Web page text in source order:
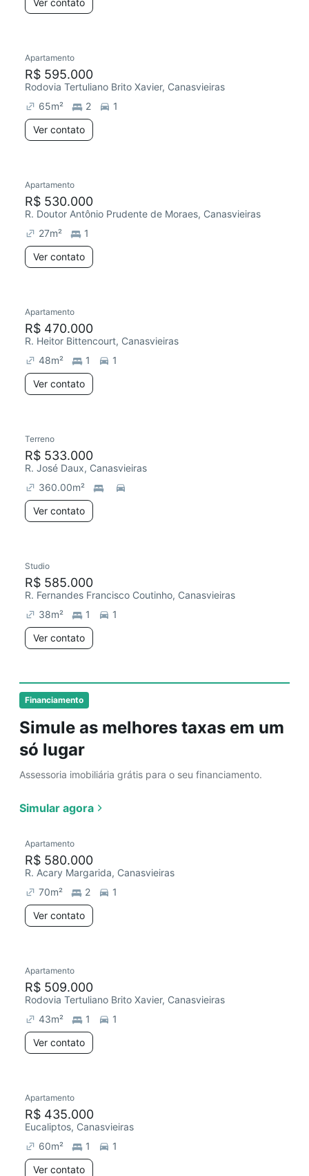
Financiamento
Simule as melhores taxas em um
só lugar
Assessoria imobiliária grátis para o seu financiamento.
Simular agora
Ver contato
Apartamento
R$ 595.000
Rodovia Tertuliano Brito Xavier, Canasvieiras
65m² 2
1
Ver contato
Apartamento
R$ 530.000
R. Doutor Antônio Prudente de Moraes, Canasvieiras
27m²
1
Ver contato
Apartamento
R$ 470.000
R. Heitor Bittencourt, Canasvieiras
48m² 1
1
Ver contato
Terreno
R$ 533.000
R. José Daux, Canasvieiras
360.00m²
Ver contato
Studio
R$ 585.000
R. Fernandes Francisco Coutinho, Canasvieiras
38m² 1
1
Ver contato
Apartamento
R$ 580.000
R. Acary Margarida, Canasvieiras
70m² 2
1
Ver contato
Apartamento
R$ 509.000
Rodovia Tertuliano Brito Xavier, Canasvieiras
43m² 1
1
Ver contato
Apartamento
R$ 435.000
Eucaliptos, Canasvieiras
60m² 1
1
Ver contato